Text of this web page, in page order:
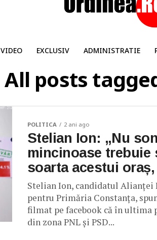
VIDEO EXCLUSIV ADMINISTRATIE
All posts
POLITICA 2 ani ago
Stelian Ion: „Nu
mincinoase trebuie
soarta acestui oraș,
Stelian Ion, candidatul Alianței
pentru Primăria Constanța,
filmat pe facebook că în ultima
din zona PNL și PSD...